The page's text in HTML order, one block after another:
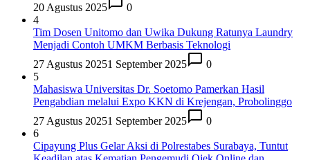
20 Agustus 2025
0
4
Tim Dosen Unitomo dan Uwika Dukung Ratunya Laundry
Menjadi Contoh UMKM Berbasis Teknologi
27 Agustus 20251 September 2025
0
5
Mahasiswa Universitas Dr. Soetomo Pamerkan Hasil
Pengabdian melalui Expo KKN di Krejengan, Probolinggo
27 Agustus 20251 September 2025
0
6
Cipayung Plus Gelar Aksi di Polrestabes Surabaya, Tuntut